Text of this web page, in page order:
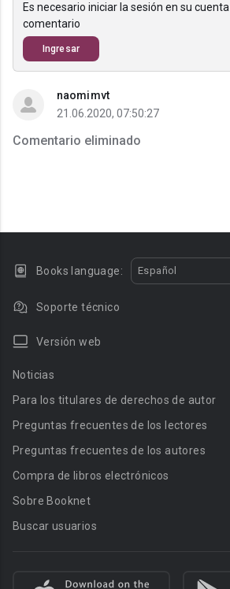
Es necesario iniciar la sesión en su
comentario
Ingresar
naomimvt
21.06.2020, 07:50:27
Comentario eliminado
Books language: Español
Soporte técnico
Versión web
Noticias
Para los titulares de derechos de autor
Preguntas frecuentes de los lectores
Preguntas frecuentes de los autores
Compra de libros electrónicos
Sobre Booknet
Buscar usuarios